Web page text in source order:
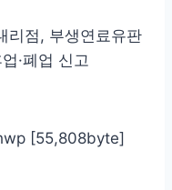
리점, 부생연료유판
·폐업 신고
[55,808byte]